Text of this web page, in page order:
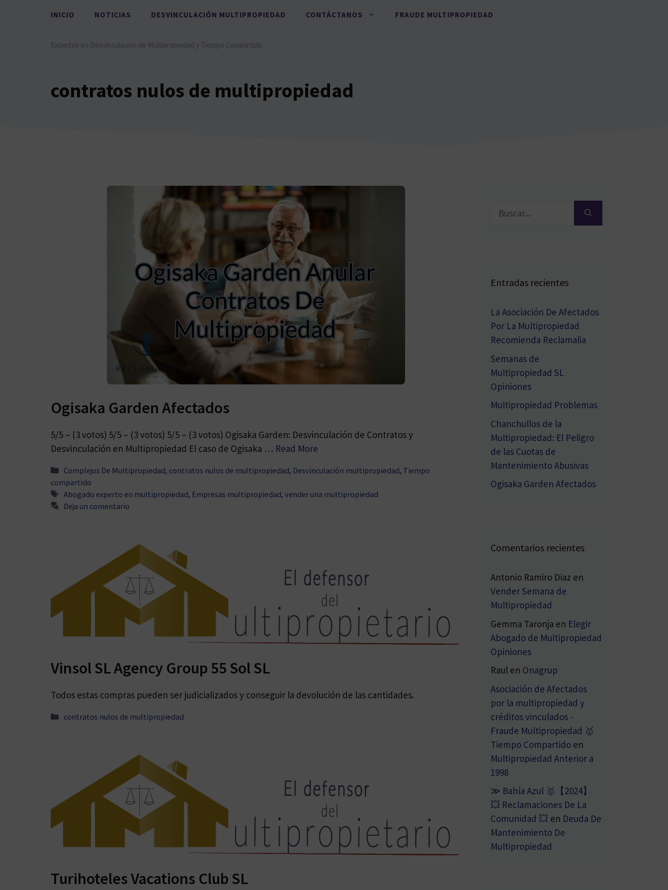
INICIO NOTICIAS DESVINCULACIÓN MULTIPROPIEDAD CONTÁCTANOS FRAUDE MULTIPROPIEDAD
Expertos en Desvinculación de Multipropiedad y Tiempo Compartido
contratos nulos de multipropiedad
Ogisaka Garden Afectados
5/5 – (3 votos) 5/5 – (3 votos) 5/5 – (3 votos) Ogisaka Garden: Desvinculación de Contratos y
Desvinculación en Multipropiedad El caso de Ogisaka … Read More
Categorías
Complejos De Multipropiedad, contratos nulos de multipropiedad, Desvinculación multipropiedad, Tiempo
compartido
Etiquetas
Abogado experto en multipropiedad, Empresas multipropiedad, vender una multipropiedad
Deja un comentario
Vinsol SL Agency Group 55 Sol SL
Todos estas compras pueden ser judicializados y conseguir la devolución de las cantidades.
Categorías
contratos nulos de multipropiedad
Turihoteles Vacations Club SL
Buscar:
Entradas recientes
La Asociación De Afectados
Por La Multipropiedad
Recomienda Reclamalia
Semanas de
Multipropiedad SL
Opiniones
Multipropiedad Problemas
Chanchullos de la
Multipropiedad: El Peligro
de las Cuotas de
Mantenimiento Abusivas
Ogisaka Garden Afectados
Comentarios recientes
Antonio Ramiro Diaz en
Vender Semana de
Multipropiedad
Gemma Taronja en Elegir
Abogado de Multipropiedad
Opiniones
Raul en Onagrup
Asociación de Afectados
por la multipropiedad y
créditos vinculados -
Fraude Multipropiedad 🥇
Tiempo Compartido en
Multipropiedad Anterior a
1998
≫ Bahía Azul 🥇【2024】
💥 Reclamaciones De La
Comunidad 💥 en Deuda De
Mantenimiento De
Multipropiedad